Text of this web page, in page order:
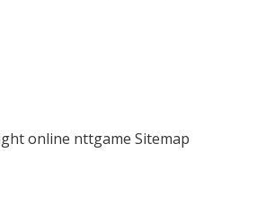
online nttgame Sitemap